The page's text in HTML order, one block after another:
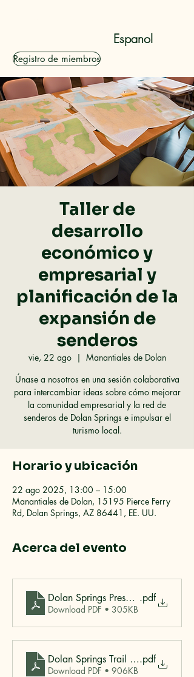
Registro de miembros
Espanol
Taller de
desarrollo
económico y
empresarial y
planificación de la
expansión de
senderos
vie, 22 ago
  |
Manantiales de Dolan
Únase a nosotros en una sesión colaborativa
para intercambiar ideas sobre cómo mejorar
la comunidad empresarial y la red de
senderos de Dolan Springs e impulsar el
turismo local.
Horario y ubicación
22 ago 2025, 13:00 – 15:00
Manantiales de Dolan, 15195 Pierce Ferry
Rd, Dolan Springs, AZ 86441, EE. UU.
Acerca del evento
Dolan Springs Presentation
.pdf
Download PDF • 305KB
Dolan Springs Trail Development
.pdf
Download PDF • 906KB